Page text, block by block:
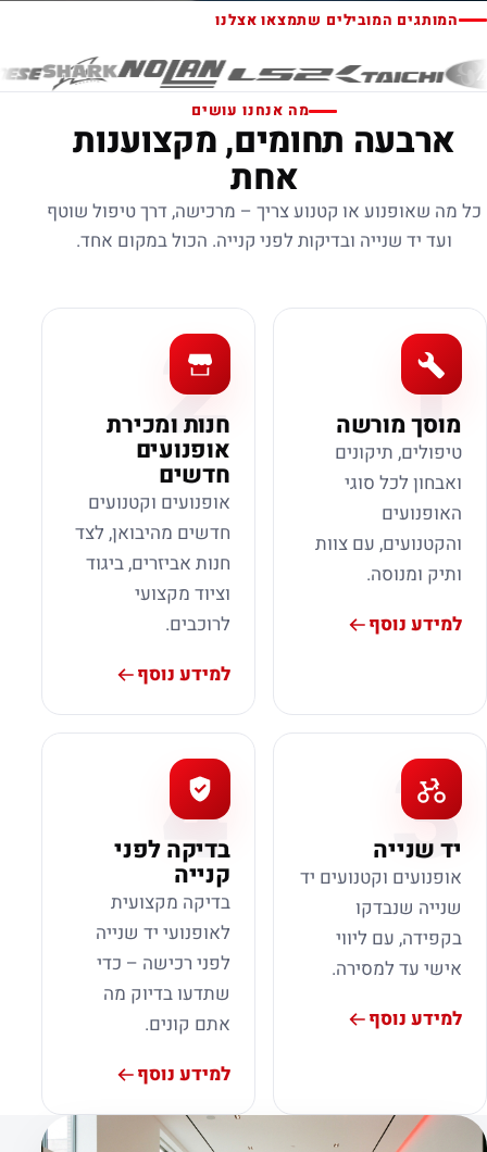
המותגים המובילים שתמצאו אצלנו
מה אנחנו עושים
ארבעה תחומים, מקצוענות
אחת
כל מה שאופנוע או קטנוע צריך – מרכישה, דרך טיפול שוטף
ועד יד שנייה ובדיקות לפני קנייה. הכול במקום אחד.
1
מוסך מורשה
טיפולים, תיקונים
ואבחון לכל סוגי
האופנועים
והקטנועים, עם צוות
ותיק ומנוסה.
למידע נוסף
2
חנות ומכירת
אופנועים
חדשים
אופנועים וקטנועים
חדשים מהיבואן, לצד
חנות אביזרים, ביגוד
וציוד מקצועי
לרוכבים.
למידע נוסף
3
יד שנייה
אופנועים וקטנועים יד
שנייה שנבדקו
בקפידה, עם ליווי
אישי עד למסירה.
למידע נוסף
4
בדיקה לפני
קנייה
בדיקה מקצועית
לאופנועי יד שנייה
לפני רכישה – כדי
שתדעו בדיוק מה
אתם קונים.
למידע נוסף